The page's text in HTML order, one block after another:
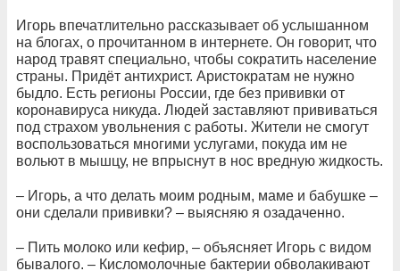
Игорь впечатлительно рассказывает об услышанном
на блогах, о прочитанном в интернете. Он говорит, что
народ травят специально, чтобы сократить население
страны. Придёт антихрист. Аристократам не нужно
быдло. Есть регионы России, где без прививки от
коронавируса никуда. Людей заставляют прививаться
под страхом увольнения с работы. Жители не смогут
воспользоваться многими услугами, покуда им не
вольют в мышцу, не впрыснут в нос вредную жидкость.
– Игорь, а что делать моим родным, маме и бабушке –
они сделали прививки? – выясняю я озадаченно.
– Пить молоко или кефир, – объясняет Игорь с видом
бывалого. – Кисломолочные бактерии обволакивают